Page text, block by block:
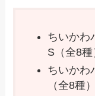
ちいかわ
S（全8
ちいかわ
（全8種